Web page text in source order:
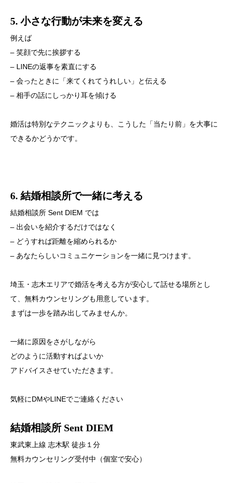
5. 小さな行動が未来を変える
例えば
– 笑顔で先に挨拶する
– LINEの返事を素直にする
– 会ったときに「来てくれてうれしい」と伝える
– 相手の話にしっかり耳を傾ける
婚活は特別なテクニックよりも、こうした「当たり前」を大事に
できるかどうかです。
6. 結婚相談所で一緒に考える
結婚相談所 Sent DIEM では
– 出会いを紹介するだけではなく
– どうすれば距離を縮められるか
– あなたらしいコミュニケーションを一緒に見つけます。
埼玉・志木エリアで婚活を考える方が安心して話せる場所とし
て、無料カウンセリングも用意しています。
まずは一歩を踏み出してみませんか。
一緒に原因をさがしながら
どのように活動すればよいか
アドバイスさせていただきます。
気軽にDMやLINEでご連絡ください
結婚相談所 Sent DIEM
東武東上線 志木駅 徒歩１分
無料カウンセリング受付中（個室で安心）